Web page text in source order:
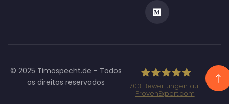
© 2025 Timospecht.de - Todos
os direitos reservados
703 Bewertungen auf
ProvenExpert.com